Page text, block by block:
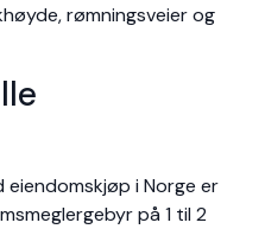
rømningsveier og
i Norge er
på 1 til 2